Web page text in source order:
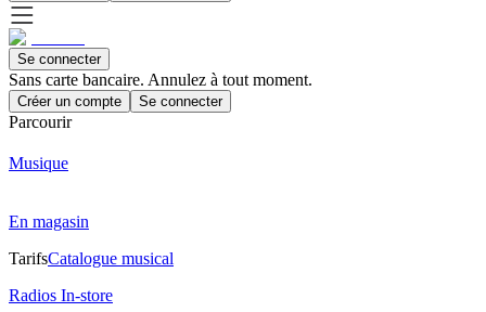
Se connecter
Sans carte bancaire. Annulez à tout moment.
Créer un compte Se connecter
Parcourir
Musique
En magasin
TarifsCatalogue musical
Radios In-store